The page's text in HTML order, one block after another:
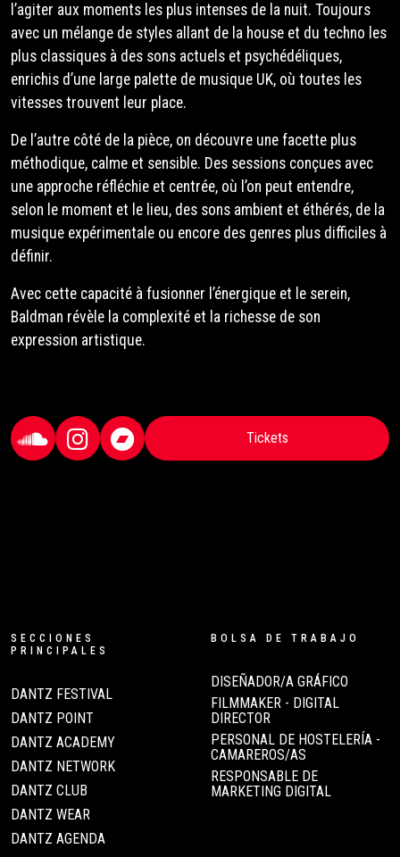
l’agiter aux moments les plus intenses de la nuit. Toujours
avec un mélange de styles allant de la house et du techno les
plus classiques à des sons actuels et psychédéliques,
enrichis d’une large palette de musique UK, où toutes les
vitesses trouvent leur place.
De l’autre côté de la pièce, on découvre une facette plus
méthodique, calme et sensible. Des sessions conçues avec
une approche réfléchie et centrée, où l’on peut entendre,
selon le moment et le lieu, des sons ambient et éthérés, de la
musique expérimentale ou encore des genres plus difficiles à
définir.
Avec cette capacité à fusionner l’énergique et le serein,
Baldman révèle la complexité et la richesse de son
expression artistique.
Tickets
SECCIONES
PRINCIPALES
DANTZ FESTIVAL
DANTZ POINT
DANTZ ACADEMY
DANTZ NETWORK
DANTZ CLUB
DANTZ WEAR
DANTZ AGENDA
BOLSA DE TRABAJO
DISEÑADOR/A GRÁFICO
FILMMAKER - DIGITAL
DIRECTOR
PERSONAL DE HOSTELERÍA -
CAMAREROS/AS
RESPONSABLE DE
MARKETING DIGITAL